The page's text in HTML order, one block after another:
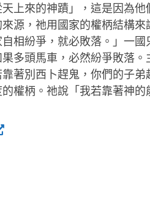
上來的神蹟」，這是因為他
源，祂用國家的權柄結構來
相紛爭，就必敗落。」一國
多頭馬車，必然紛爭敗落。
著別西卜趕鬼，你們的子弟
權柄。祂說「我若靠著神的